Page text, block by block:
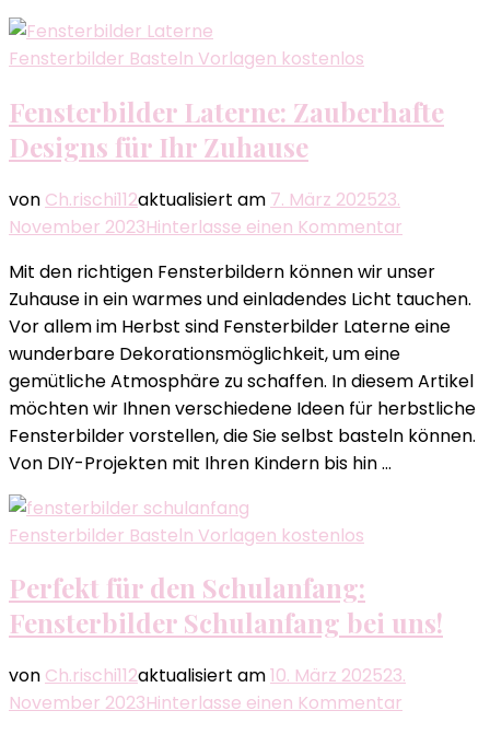
Fensterbilder Basteln Vorlagen kostenlos
Fensterbilder Laterne: Zauberhafte
Designs für Ihr Zuhause
von Ch.rischi112aktualisiert am 7. März 202523.
November 2023Hinterlasse einen Kommentar
Laterne:
Designs
Ihr
Zuhause
Mit den richtigen Fensterbildern können wir unser
Zuhause in ein warmes und einladendes Licht tauchen.
Vor allem im Herbst sind Fensterbilder Laterne eine
wunderbare Dekorationsmöglichkeit, um eine
gemütliche Atmosphäre zu schaffen. In diesem Artikel
möchten wir Ihnen verschiedene Ideen für herbstliche
Fensterbilder vorstellen, die Sie selbst basteln können.
Von DIY-Projekten mit Ihren Kindern bis hin …
Fensterbilder Basteln Vorlagen kostenlos
Perfekt für den Schulanfang:
Fensterbilder Schulanfang bei uns!
von Ch.rischi112aktualisiert am10. März 202523.
November 2023Hinterlasse einen Kommentar